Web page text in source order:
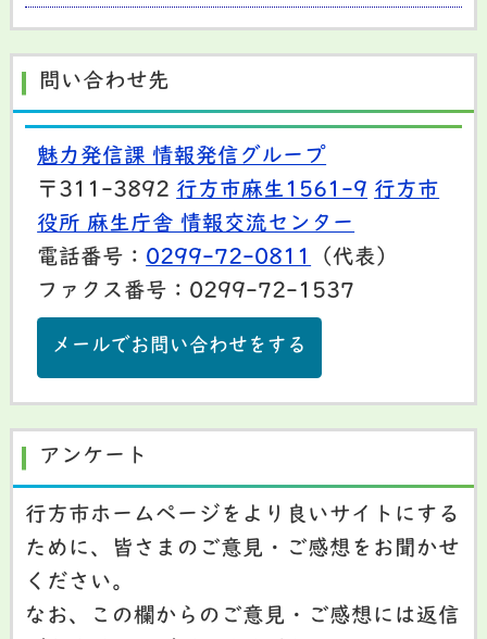
問い合わせ先
魅力発信課 情報発信グループ
〒311-3892 行方市麻生1561-9 行方市
役所 麻生庁舎 情報交流センター
電話番号： 0299-72-0811
（代表）
ファクス番号：0299-72-1537
メールでお問い合わせをする
アンケート
行方市ホームページをより良いサイトにする
ために、皆さまのご意見・ご感想をお聞かせ
ください。
なお、この欄からのご意見・ご感想には返信